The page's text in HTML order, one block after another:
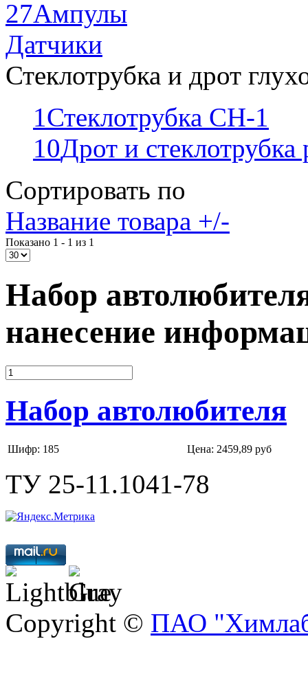
27Ампулы
Датчики
Стеклотрубка и дрот
1Стеклотрубка СН-1
10Дрот и
Сортировать по
Название товара +/-
Показано 1 - 1 из 1
Набор
нанесение
Набор автолюбителя
Шифр: 185 Цена: 2459,89 руб
ТУ 25-11.1041-78
Copyright © ПАО